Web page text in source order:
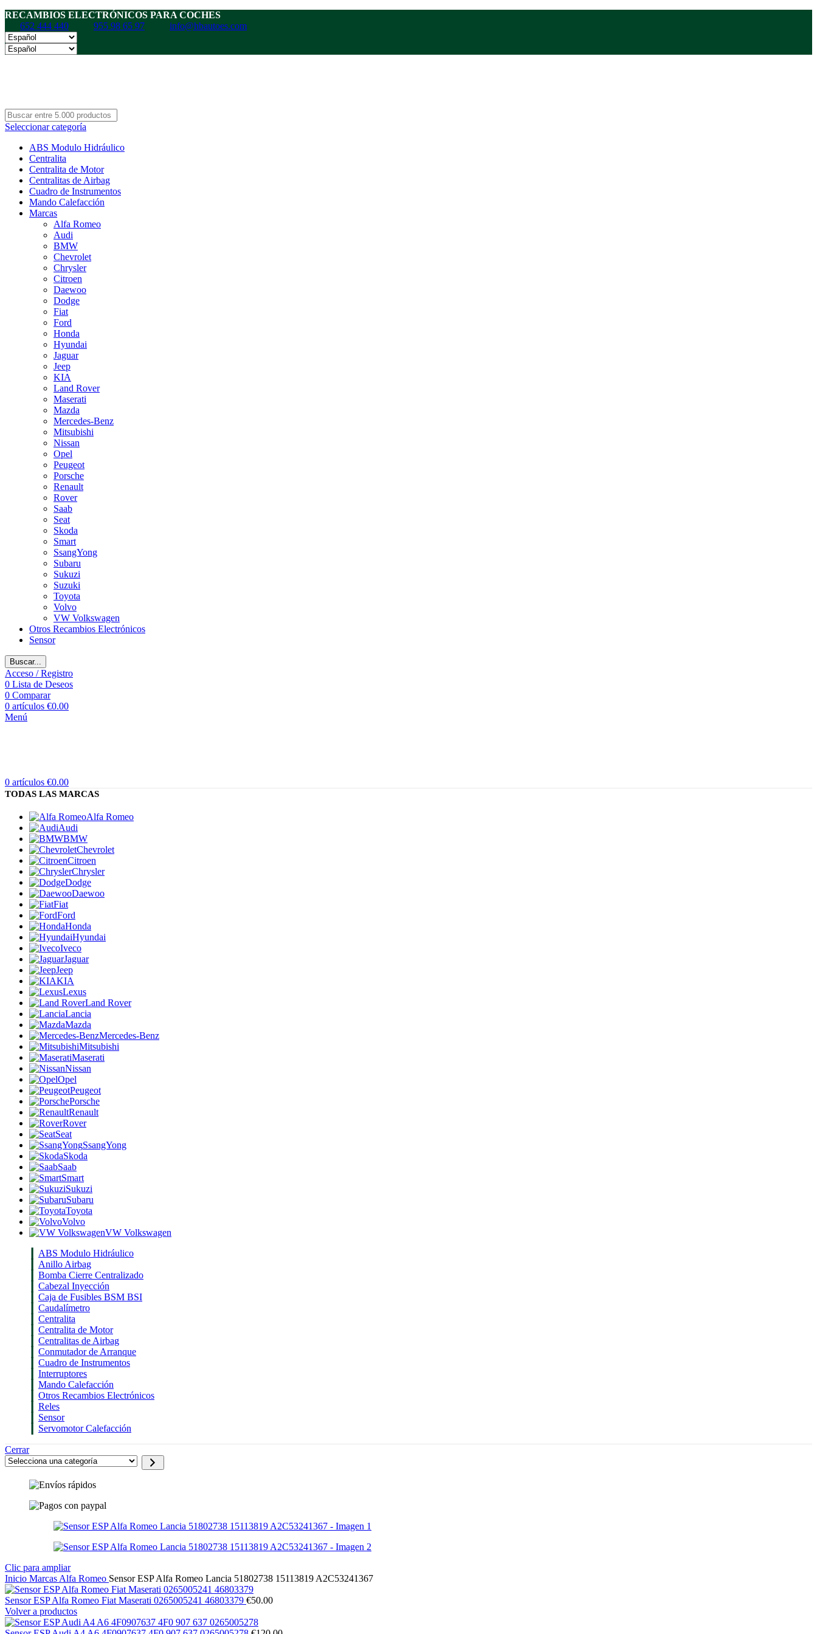
RECAMBIOS ELECTRÓNICOS PARA COCHES
652 444 440
955 98 65 97 info@hbautoes.com
Seleccionar categoría
ABS Modulo Hidráulico
Centralita
Centralita de Motor
Centralitas de Airbag
Cuadro de Instrumentos
Mando Calefacción
Marcas
Alfa Romeo
Audi
BMW
Chevrolet
Chrysler
Citroen
Daewoo
Dodge
Fiat
Ford
Honda
Hyundai
Jaguar
Jeep
KIA
Land Rover
Maserati
Mazda
Mercedes-Benz
Mitsubishi
Nissan
Opel
Peugeot
Porsche
Renault
Rover
Saab
Seat
Skoda
Smart
SsangYong
Subaru
Sukuzi
Suzuki
Toyota
Volvo
VW Volkswagen
Otros Recambios Electrónicos
Sensor
Buscar...
Acceso / Registro
0 Lista de Deseos
0 Comparar
0 artículos €0.00
Menú
0 artículos €0.00
TODAS LAS MARCAS
Alfa Romeo
Audi
BMW
Chevrolet
Citroen
Chrysler
Dodge
Daewoo
Fiat
Ford
Honda
Hyundai
Iveco
Jaguar
Jeep
KIA
Lexus
Land Rover
Lancia
Mazda
Mercedes-Benz
Mitsubishi
Maserati
Nissan
Opel
Peugeot
Porsche
Renault
Rover
Seat
SsangYong
Skoda
Saab
Smart
Sukuzi
Subaru
Toyota
Volvo
VW Volkswagen
ABS Modulo Hidráulico
Anillo Airbag
Bomba Cierre Centralizado
Cabezal Inyección
Caja de Fusibles BSM BSI
Caudalímetro
Centralita
Centralita de Motor
Centralitas de Airbag
Conmutador de Arranque
Cuadro de Instrumentos
Interruptores
Mando Calefacción
Otros Recambios Electrónicos
Reles
Sensor
Servomotor Calefacción
Cerrar
Selecciona
categoría
Clic para ampliar
Inicio Marcas Alfa Romeo Sensor ESP Alfa Romeo Lancia 51802738 15113819 A2C53241367
Sensor ESP Alfa Romeo Fiat Maserati 0265005241 46803379 €50.00
Volver a productos